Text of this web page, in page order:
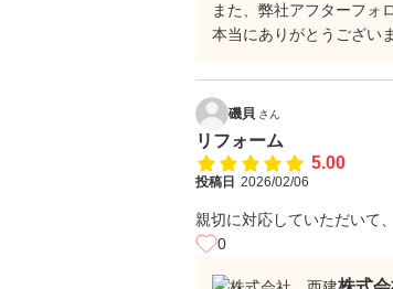
また、弊社アフターフォ
本当にありがとうござい
磯貝 さん
リフォーム
5.00
投稿日 2026/02/06
親切に対応していただいて
0